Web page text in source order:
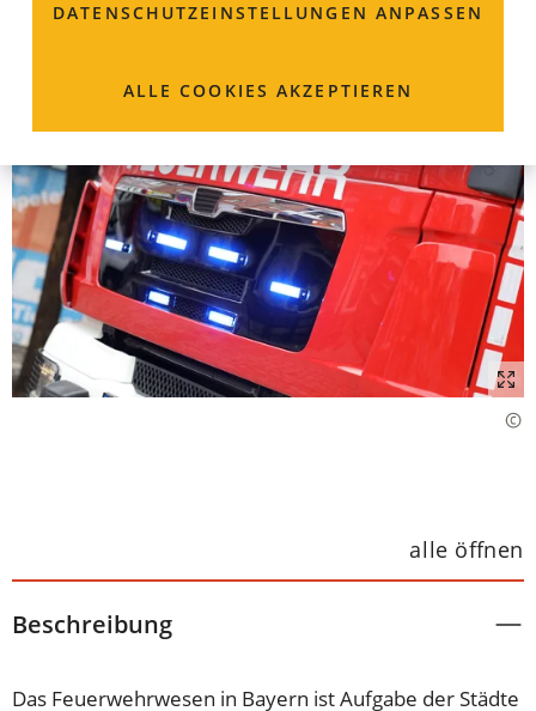
DATENSCHUTZ­EINSTELLUNGEN ANPASSEN
ALLE COOKIES AKZEPTIEREN
alle öffnen
Beschreibung
Das Feuerwehrwesen in Bayern ist Aufgabe der Städte